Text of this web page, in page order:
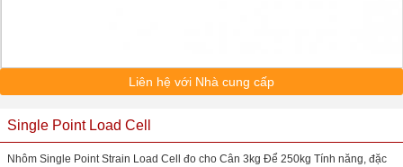
Liên hệ với Nhà cung cấp
Single Point Load Cell
Nhôm Single Point Strain Load Cell đo cho Cân 3kg Để 250kg Tính năng, đặc